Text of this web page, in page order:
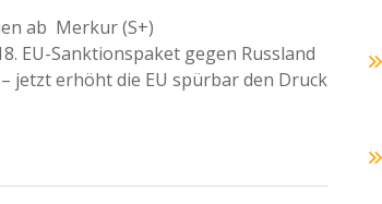
ab Merkur (S+)
EU-Sanktionspaket gegen Russland
jetzt erhöht die EU spürbar den Druck